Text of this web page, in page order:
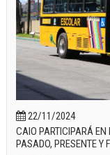
22/11/2024
CAIO PARTICIPARÁ
PASADO, PRESENTE Y